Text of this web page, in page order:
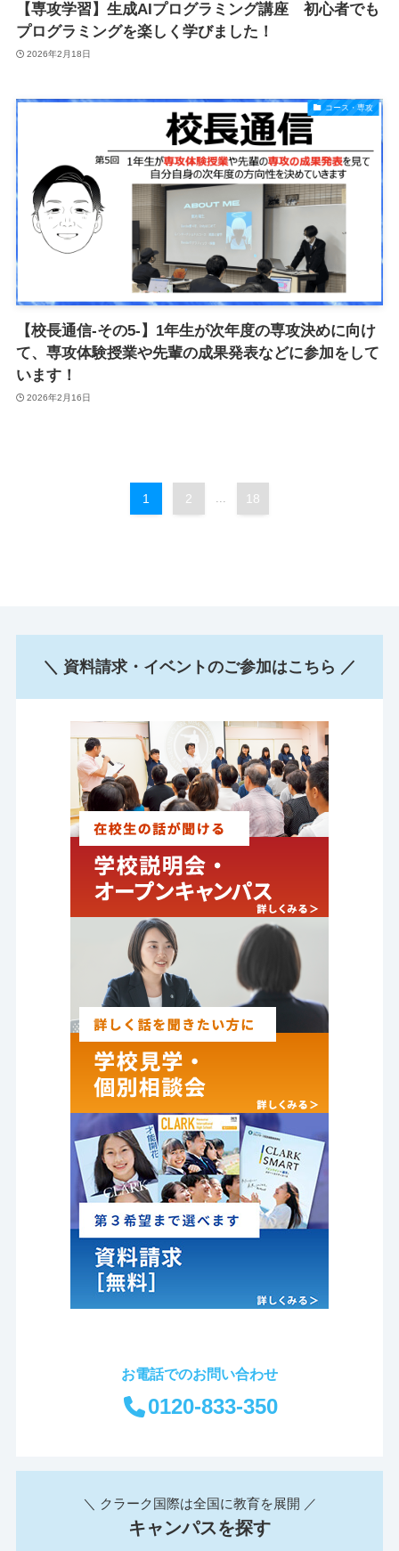
【専攻学習】生成AIプログラミング講座 初心者でも
プログラミングを楽しく学びました！
2026年2月18日
コース・専攻
【校長通信-その5-】1年生が次年度の専攻決めに向け
て、専攻体験授業や先輩の成果発表などに参加をして
います！
2026年2月16日
1 2 ... 18
＼ 資料請求・イベントのご参加はこちら ／
お電話でのお問い合わせ
0120-833-350
＼ クラーク国際は全国に教育を展開 ／
キャンパスを探す